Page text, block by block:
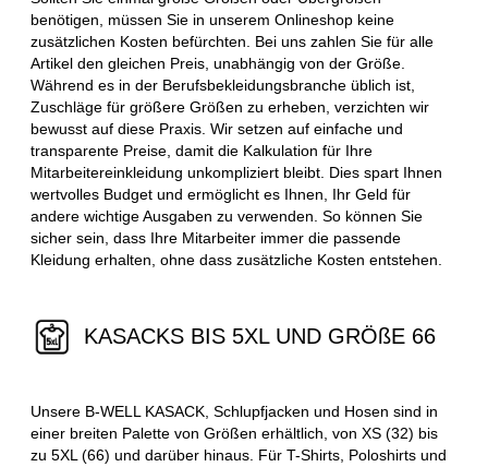
benötigen, müssen Sie in unserem Onlineshop keine
zusätzlichen Kosten befürchten. Bei uns zahlen Sie für alle
Artikel den gleichen Preis, unabhängig von der Größe.
Während es in der Berufsbekleidungsbranche üblich ist,
Zuschläge für größere Größen zu erheben, verzichten wir
bewusst auf diese Praxis. Wir setzen auf einfache und
transparente Preise, damit die Kalkulation für Ihre
Mitarbeitereinkleidung unkompliziert bleibt. Dies spart Ihnen
wertvolles Budget und ermöglicht es Ihnen, Ihr Geld für
andere wichtige Ausgaben zu verwenden. So können Sie
sicher sein, dass Ihre Mitarbeiter immer die passende
Kleidung erhalten, ohne dass zusätzliche Kosten entstehen.
KASACKS BIS 5XL UND GRÖßE 66
Unsere B-WELL KASACK, Schlupfjacken und Hosen sind in
einer breiten Palette von Größen erhältlich, von XS (32) bis
zu 5XL (66) und darüber hinaus. Für T-Shirts, Poloshirts und